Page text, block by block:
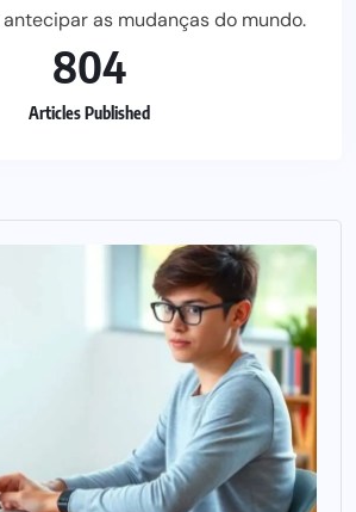
as mudanças do mundo.
804
Articles Published